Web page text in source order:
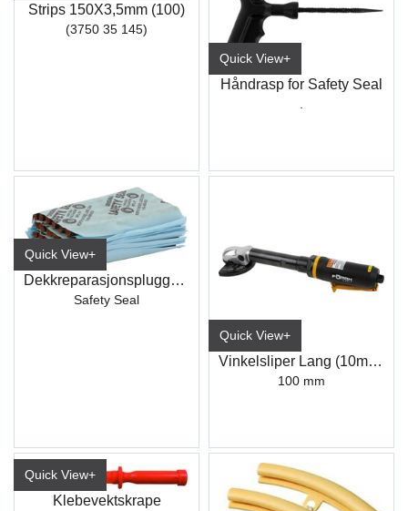
Strips 150X3,5mm (100)
(3750 35 145)
Quick View+
Håndrasp for Safety Seal
.
Quick View+
Dekkreparasjonsplugger (60)
Safety Seal
Quick View+
Vinkelsliper Lang (10mm hull)
100 mm
Quick View+
Klebevektskrape